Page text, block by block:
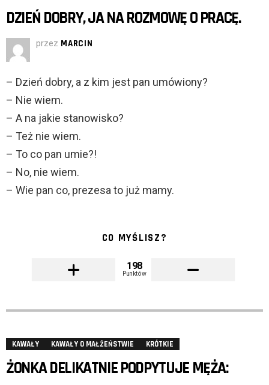
DZIEŃ DOBRY, JA NA ROZMOWĘ O PRACĘ.
przez MARCIN
– Dzień dobry, a z kim jest pan umówiony?
– Nie wiem.
– A na jakie stanowisko?
– Też nie wiem.
– To co pan umie?!
– No, nie wiem.
– Wie pan co, prezesa to już mamy.
CO MYŚLISZ?
198
Punktów
KAWAŁY KAWAŁY O MAŁŻEŃSTWIE KRÓTKIE
ŻONKA DELIKATNIE PODPYTUJE MĘŻA: